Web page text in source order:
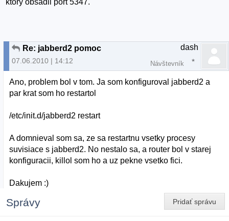
ktory obsadil port 5347.
Re: jabberd2 pomoc
07.06.2010 | 14:12
dash
Návštevník
Ano, problem bol v tom. Ja som konfiguroval jabberd2 a
par krat som ho restartol
/etc/init.d/jabberd2 restart
A domnieval som sa, ze sa restartnu vsetky procesy
suvisiace s jabberd2. No nestalo sa, a router bol v starej
konfiguracii, killol som ho a uz pekne vsetko fici.
Dakujem :)
Pridať správu
Správy